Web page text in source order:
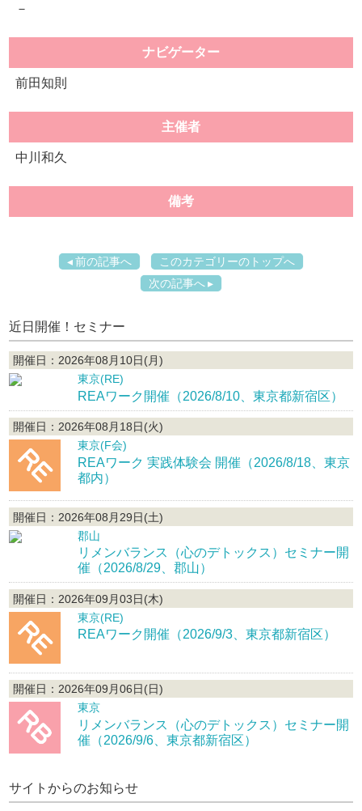
－
ナビゲーター
前田知則
主催者
中川和久
備考
前の記事へ
このカテゴリーのトップへ
次の記事へ
近日開催！セミナー
開催日：2026年08月10日(月)
東京(RE)
REAワーク開催（2026/8/10、東京都新宿区）
開催日：2026年08月18日(火)
東京(F会)
REAワーク 実践体験会 開催（2026/8/18、東京
都内）
開催日：2026年08月29日(土)
郡山
リメンバランス（心のデトックス）セミナー開
催（2026/8/29、郡山）
開催日：2026年09月03日(木)
東京(RE)
REAワーク開催（2026/9/3、東京都新宿区）
開催日：2026年09月06日(日)
東京
リメンバランス（心のデトックス）セミナー開
催（2026/9/6、東京都新宿区）
サイトからのお知らせ